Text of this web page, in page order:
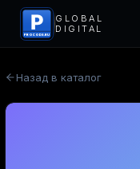
P
PROCODS.RU
GLOBAL
DIGITAL
Назад в каталог